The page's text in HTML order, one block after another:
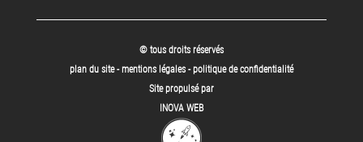
© tous droits réservés
plan du site-mentions légales -politique de confidentialité
Site propulsé par
INOVA WEB